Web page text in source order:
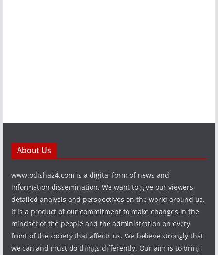
About Us
www.odisha24.com is a digital form of news and
information dissemination. We want to give our viewers
detailed analysis and perspectives on the world around us.
It is a product of our commitment to make changes in the
mindset of the people and the administration on every
front of the society that affects us. We believe strongly that
we can and must do things differently. Our aim is to bring